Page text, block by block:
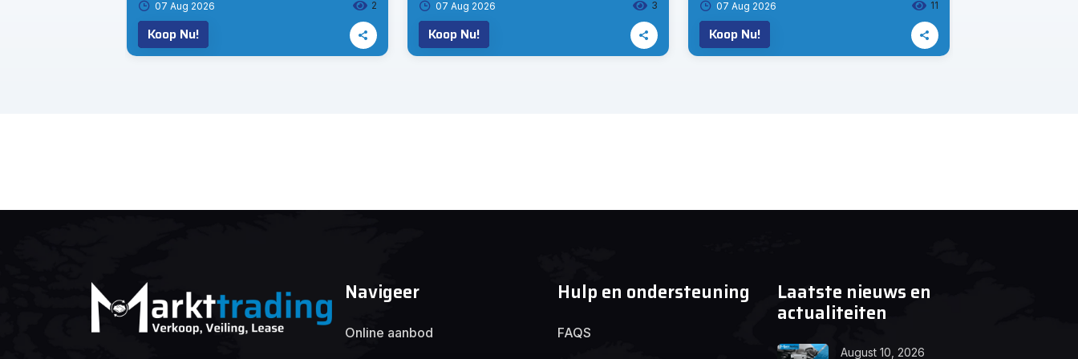
07 Aug 2026 2
Koop Nu!
07 Aug 2026 3
Koop Nu!
07 Aug 2026 11
Koop Nu!
Navigeer
Online aanbod
Hulp en ondersteuning
FAQS
Laatste nieuws en
actualiteiten
August 10, 2026